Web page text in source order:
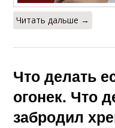
Читать дальше →
Что делать
огонек. Что
забродил